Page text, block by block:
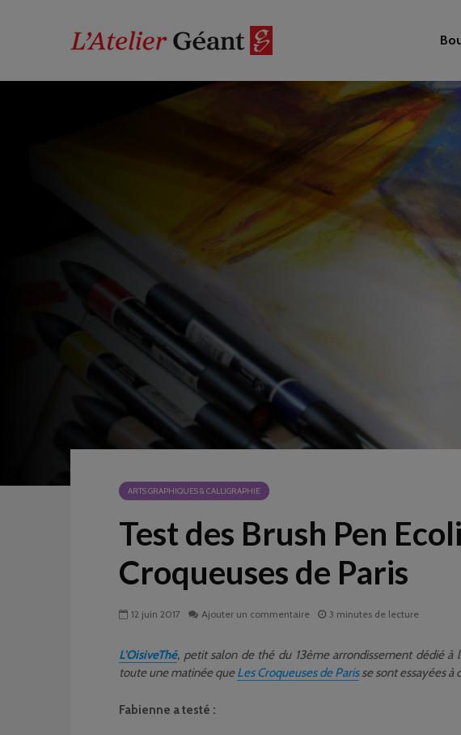
ARTS GRAPHIQUES & CALLIGRAPHIE
Test des Brush Pen
Croqueuses de Paris
12 juin 2017 Ajouter un commentaire 3 minutes de lecture
L’OisiveThé, petit salon de thé du 13ème arrondissement dédié à
toute une matinée queLes Croqueuses de Parisse sont essayées à
Fabienne a testé :